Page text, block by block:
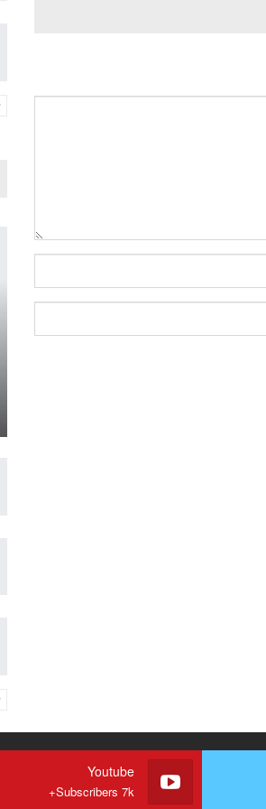
Youtube
Subscribers 7k+